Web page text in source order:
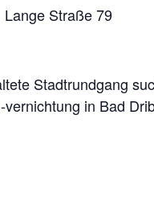
Lange Straße 79
Stadtrundgang
in Bad